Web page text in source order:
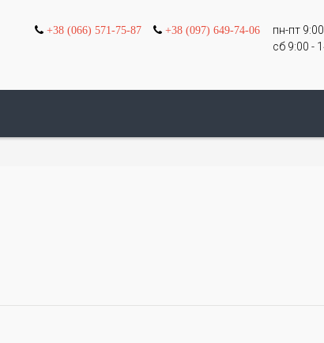
+38 (066) 571-75-87 +38 (097) 649-74-06
пн-пт
сб 9:00 -